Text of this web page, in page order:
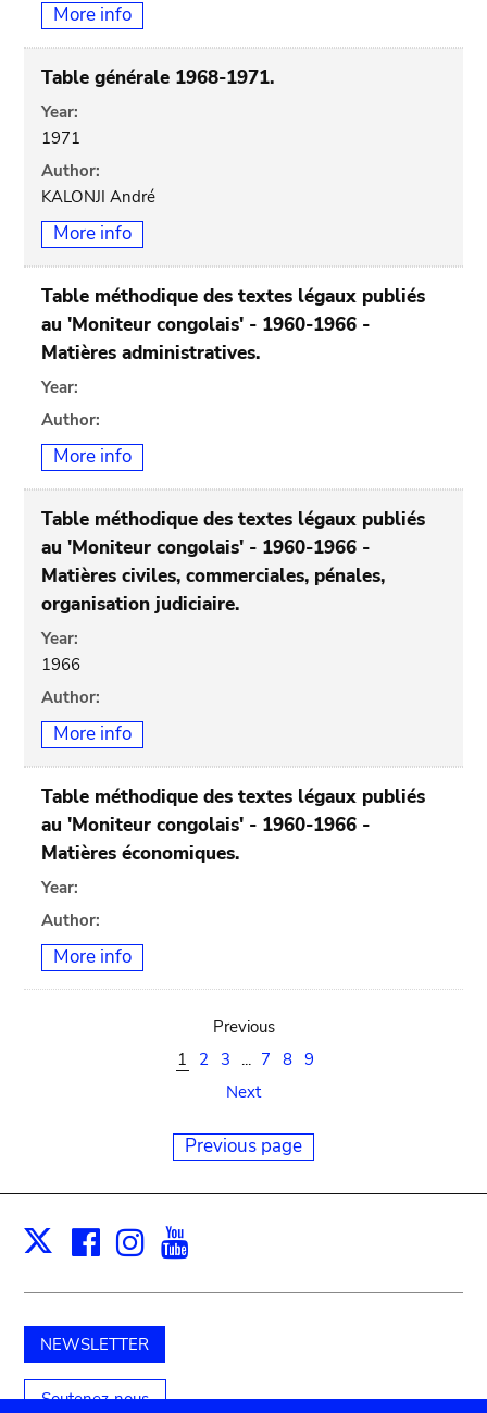
More info
Table générale 1968-1971.
Year:
1971
Author:
KALONJI André
More info
Table méthodique des textes légaux publiés
au 'Moniteur congolais' - 1960-1966 -
Matières administratives.
Year:
Author:
More info
Table méthodique des textes légaux publiés
au 'Moniteur congolais' - 1960-1966 -
Matières civiles, commerciales, pénales,
organisation judiciaire.
Year:
1966
Author:
More info
Table méthodique des textes légaux publiés
au 'Moniteur congolais' - 1960-1966 -
Matières économiques.
Year:
Author:
More info
Previous
1
2 3 ... 7 8 9
Next
Previous page
X Facebook
Instagram
NEWSLETTER
Soutenez-nous